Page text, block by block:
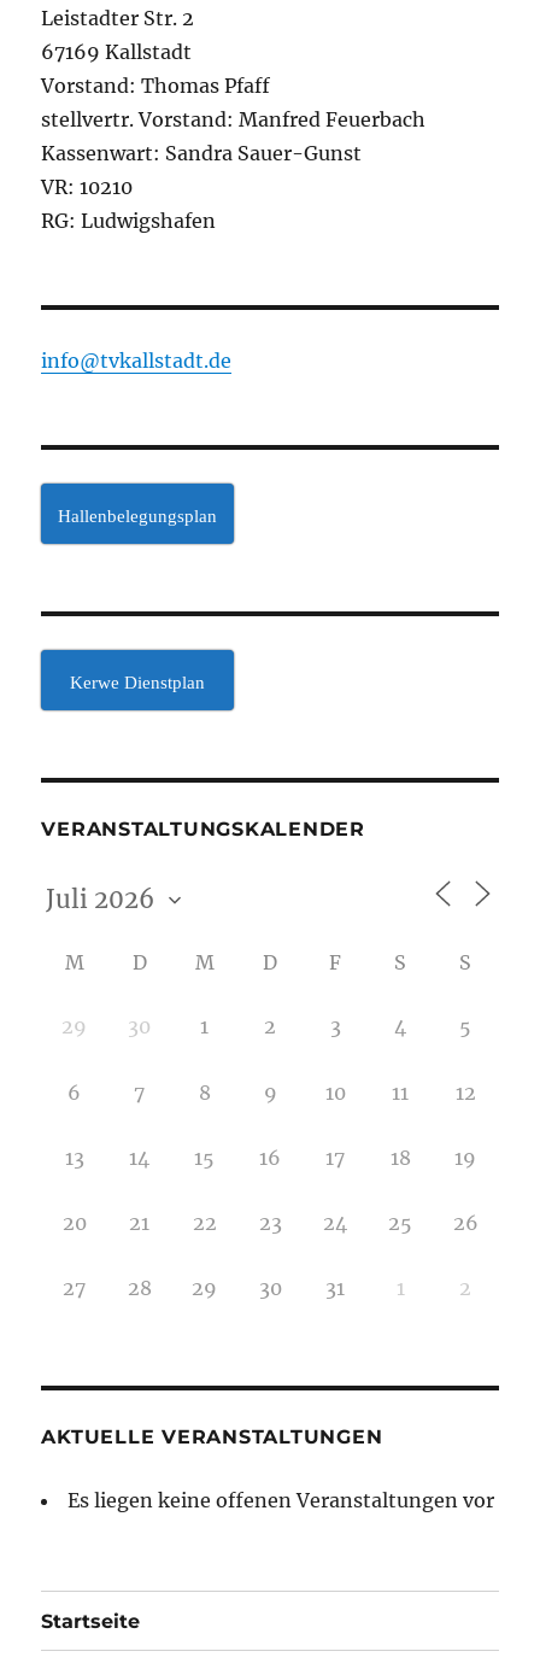
Leistadter Str. 2
67169 Kallstadt
Vorstand: Thomas Pfaff
stellvertr. Vorstand: Manfred Feuerbach
Kassenwart: Sandra Sauer-Gunst
VR: 10210
RG: Ludwigshafen
info@tvkallstadt.de
Hallenbelegungsplan
Kerwe Dienstplan
VERANSTALTUNGSKALENDER
M D M D F S S
29 30 1 2 3 4 5
6 7 8 9 10 11 12
13 14 15 16 17 18 19
20 21 22 23 24 25 26
27 28 29 30 31 1 2
AKTUELLE VERANSTALTUNGEN
Es liegen keine offenen Veranstaltungen vor
Startseite